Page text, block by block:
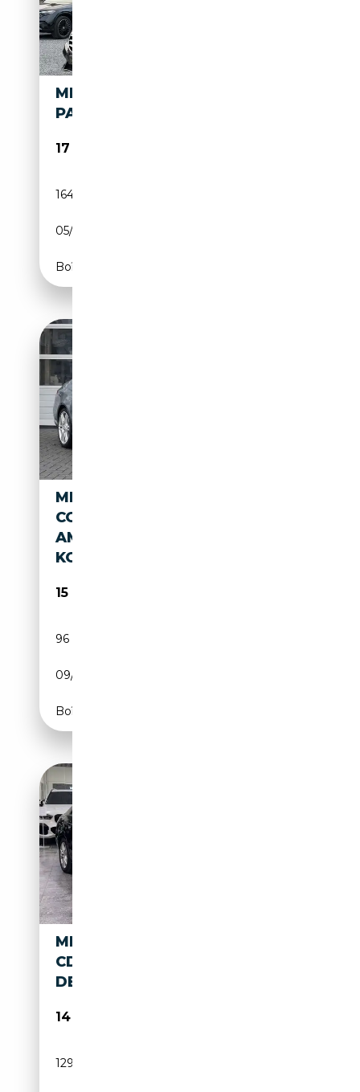
MERCEDES-BENZ E 250 AMG
PACKET
17 900€
164 728 km
05/2014
Boîte automatique
MERCEDES-BENZ E 250
COUPÉ CGI AVANTGARDE
AMG|PANO|LEDER|ILS-
KOPLAMPEN|
15 950€
96 998 km
09/2010
Boîte automatique
MERCEDES-BENZ E 250
CDI*7G*AVANTG*STHZ*ILS*LE
DER*XENON*NAVI*
14 650€
129 553 km